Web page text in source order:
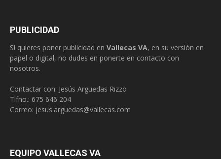
PUBLICIDAD
Si quieres poner publicidad en Vallecas VA, en su versión en
papel o digital, no dudes en ponerte en contacto con
nosotros.
Contactar con: Jesús Arguedas Rizzo
Tlfno.: 675 646 204
Correo: jesus.arguedas@vallecas.com
EQUIPO VALLECAS VA